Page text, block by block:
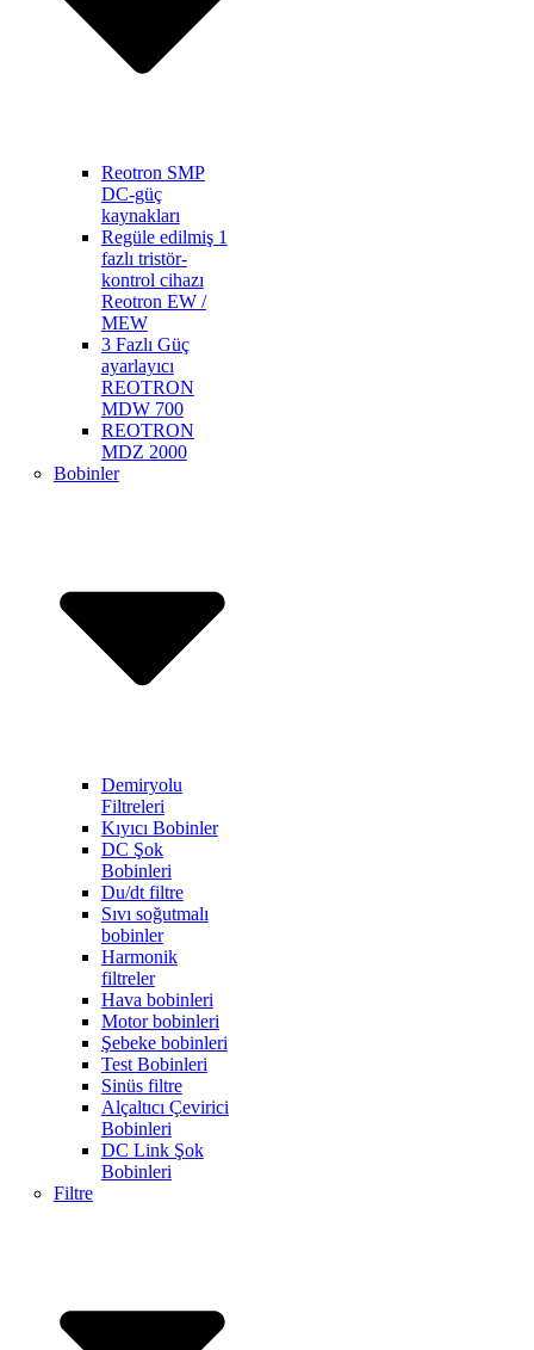
Reotron SMP
DC-güç
kaynakları
Regüle edilmiş 1
fazlı tristör-
kontrol cihazı
Reotron EW /
MEW
3 Fazlı Güç
ayarlayıcı
REOTRON
MDW 700
REOTRON
MDZ 2000
Bobinler
Demiryolu
Filtreleri
Kıyıcı Bobinler
DC Şok
Bobinleri
Du/dt filtre
Sıvı soğutmalı
bobinler
Harmonik
filtreler
Hava bobinleri
Motor bobinleri
Şebeke bobinleri
Test Bobinleri
Sinüs filtre
Alçaltıcı Çevirici
Bobinleri
DC Link Şok
Bobinleri
Filtre